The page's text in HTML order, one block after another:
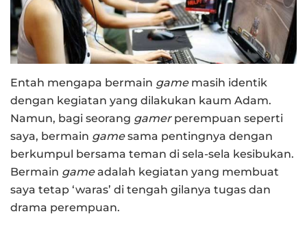
Entah mengapa bermain gamemasih identik
dengan kegiatan yang dilakukan kaum Adam.
Namun, bagi seorang gamer perempuan seperti
saya, bermain gamesama pentingnya dengan
berkumpul bersama teman di sela-sela kesibukan.
Bermain gameadalah kegiatan yang membuat
saya tetap ‘waras’ di tengah gilanya tugas dan
drama perempuan.